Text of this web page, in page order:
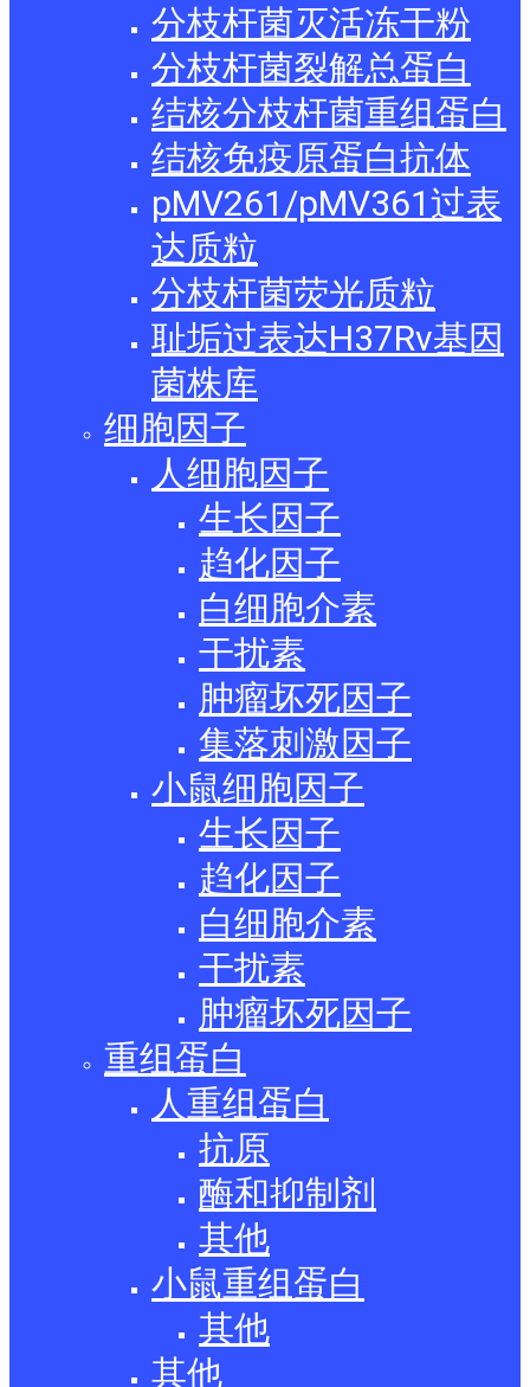
分枝杆菌灭活冻干粉
分枝杆菌裂解总蛋白
结核分枝杆菌重组蛋白
结核免疫原蛋白抗体
pMV261/pMV361过表
达质粒
分枝杆菌荧光质粒
耻垢过表达H37Rv基因
菌株库
细胞因子
人细胞因子
生长因子
趋化因子
白细胞介素
干扰素
肿瘤坏死因子
集落刺激因子
小鼠细胞因子
生长因子
趋化因子
白细胞介素
干扰素
肿瘤坏死因子
重组蛋白
人重组蛋白
抗原
酶和抑制剂
其他
小鼠重组蛋白
其他
其他